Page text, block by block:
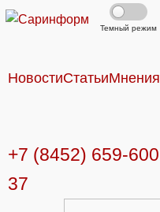
Темный режим
НовостиСтатьиМнения
+7 (8452) 659-600
37